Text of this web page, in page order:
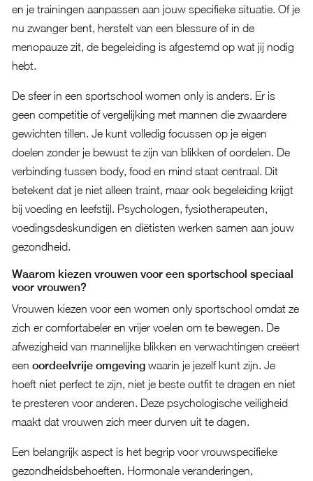
en je trainingen aanpassen aan jouw specifieke situatie. Of je
nu zwanger bent, herstelt van een blessure of in de
menopauze zit, de begeleiding is afgestemd op wat jij nodig
hebt.
De sfeer in een sportschool women only is anders. Er is
geen competitie of vergelijking met mannen die zwaardere
gewichten tillen. Je kunt volledig focussen op je eigen
doelen zonder je bewust te zijn van blikken of oordelen. De
verbinding tussen body, food en mind staat centraal. Dit
betekent dat je niet alleen traint, maar ook begeleiding krijgt
bij voeding en leefstijl. Psychologen, fysiotherapeuten,
voedingsdeskundigen en diëtisten werken samen aan jouw
gezondheid.
Waarom kiezen vrouwen voor een sportschool speciaal
voor vrouwen?
Vrouwen kiezen voor een women only sportschool omdat ze
zich er comfortabeler en vrijer voelen om te bewegen. De
afwezigheid van mannelijke blikken en verwachtingen creëert
een oordeelvrije omgevingwaarin je jezelf kunt zijn. Je
hoeft niet perfect te zijn, niet je beste outfit te dragen en niet
te presteren voor anderen. Deze psychologische veiligheid
maakt dat vrouwen zich meer durven uit te dagen.
Een belangrijk aspect is het begrip voor vrouwspecifieke
gezondheidsbehoeften. Hormonale veranderingen,